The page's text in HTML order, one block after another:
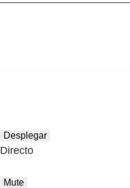
Desplegar
Directo
Mute